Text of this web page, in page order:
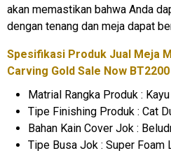
akan memastikan bahwa Anda
dengan tenang dan meja dapat
Spesifikasi Produk Jual Meja
Carving Gold Sale Now BT2200
Matrial Rangka Produk :
Tipe Finishing Produk : Cat
Bahan Kain Cover Jok :
Tipe Busa Jok : Super Foam